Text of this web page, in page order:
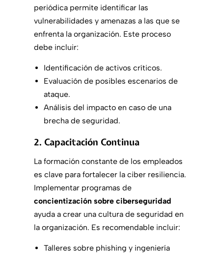
periódica permite identificar las
vulnerabilidades y amenazas a las que se
enfrenta la organización. Este proceso
debe incluir:
Identificación de activos críticos.
Evaluación de posibles escenarios de
ataque.
Análisis del impacto en caso de una
brecha de seguridad.
2. Capacitación Continua
La formación constante de los empleados
es clave para fortalecer la ciber resiliencia.
Implementar programas de
concientización sobre ciberseguridad
ayuda a crear una cultura de seguridad en
la organización. Es recomendable incluir:
Talleres sobre phishing y ingeniería